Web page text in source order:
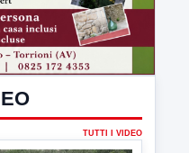
TUTTI I VIDEO